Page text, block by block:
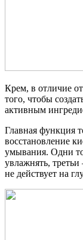
Крем, в отличие
того, чтобы
активным
Главная функция
восстановление
умывания. Одни
увлажнять,
не действует на